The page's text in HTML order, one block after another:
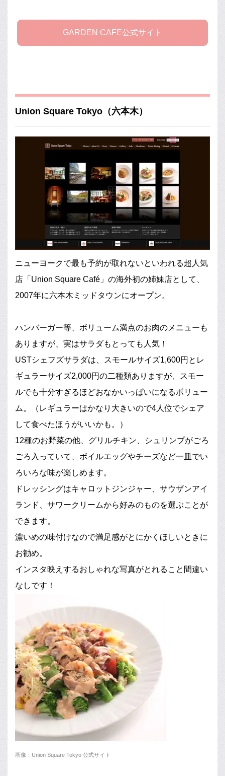
GARDEN CAFE公式サイト
Union Square Tokyo（六本木）
ニューヨークで最も予約が取れないといわれる超人気
店「Union Square Café」の海外初の姉妹店として、
2007年に六本木ミッドタウンにオープン。
ハンバーガー等、ボリューム満点のお肉のメニューも
ありますが、実はサラダもとっても人気！
USTシェフズサラダは、スモールサイズ1,600円とレ
ギュラーサイズ2,000円の二種類ありますが、スモー
ルでも十分すぎるほどおなかいっぱいになるボリュー
ム。（レギュラーはかなり大きいので4人位でシェア
して食べたほうがいいかも。）
12種のお野菜の他、グリルチキン、シュリンプがごろ
ごろ入っていて、ボイルエッグやチーズなど一皿でい
ろいろな味が楽しめます。
ドレッシングはキャロットジンジャー、サウザンアイ
ランド、サワークリームから好みのものを選ぶことが
できます。
濃いめの味付けなので満足感がとにかくほしいときに
お勧め。
インスタ映えするおしゃれな写真がとれること間違い
なしです！
画像：Union Square Tokyo 公式サイト